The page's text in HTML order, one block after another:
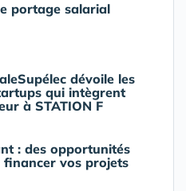
portage salarial
dévoile les
qui intègrent
à STATION F
: des opportunités
vos projets